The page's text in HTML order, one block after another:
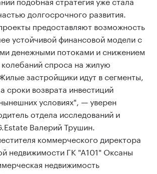
долгосрочного развития.
предоставляют возможность
устойчивой финансовой модели с
денежными потоками и снижением
спроса на жилую
застройщики идут в сегменты,
сроки возврата инвестиций
условиях", — уверен
отдела исследований и
Валерий Трушин.
коммерческого директора
недвижимости ГК "А101" Оксаны
недвижимость